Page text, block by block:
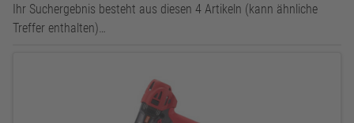
Ihr Suchergebnis besteht aus diesen 4 Artikeln (kann ähnliche
Treffer enthalten)…